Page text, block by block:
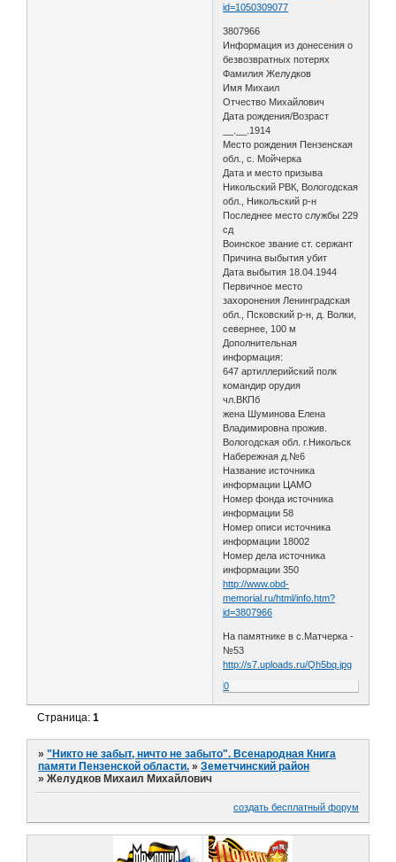
id=1050309077
3807966
Информация из донесения о
безвозвратных потерях
Фамилия Желудков
Имя Михаил
Отчество Михайлович
Дата рождения/Возраст
__.__.1914
Место рождения Пензенская
обл., с. Мойчерка
Дата и место призыва
Никольский РВК, Вологодская
обл., Никольский р-н
Последнее место службы 229
сд
Воинское звание ст. сержант
Причина выбытия убит
Дата выбытия 18.04.1944
Первичное место
захоронения Ленинградская
обл., Псковский р-н, д. Волки,
севернее, 100 м
Дополнительная
информация:
647 артиллерийский полк
командир орудия
чл.ВКПб
жена Шуминова Елена
Владимировна прожив.
Вологодская обл. г.Никольск
Набережная д.№6
Название источника
информации ЦАМО
Номер фонда источника
информации 58
Номер описи источника
информации 18002
Номер дела источника
информации 350
http://www.obd-
memorial.ru/html/info.htm?
id=3807966
На памятнике в с.Матчерка -
№53
http://s7.uploads.ru/Qh5bq.jpg
0
Страница:1
»"Никто не забыт, ничто не забыто". Всенародная Книга
памяти Пензенской области. »Земетчинский район
»Желудков Михаил Михайлович
создать бесплатный форум